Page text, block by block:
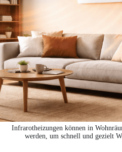
Infrarotheizungen können in
werden, um schnell und gezielt